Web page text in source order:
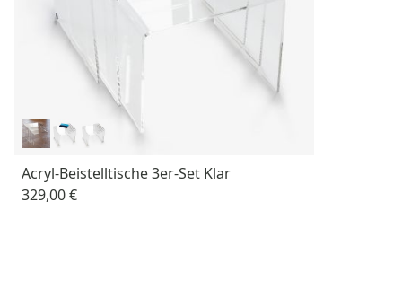
Acryl-Beistelltische 3er-Set Klar
329,00 €